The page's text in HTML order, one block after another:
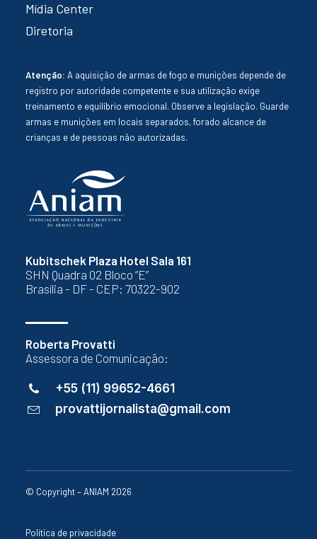
Kubitschek Plaza Hotel Sala 161
SHN Quadra 02 Bloco “E”
Brasília - DF - CEP: 70322-902
Roberta Provatti
Assessora de Comunicação:
+55 (11) 99652-4661
provattijornalista@gmail.com
Mídia Center
Diretoria
Atenção: A aquisição de armas de fogo e munições depende de
registro por autoridade competente e sua utilização exige
treinamento e equilíbrio emocional. Observe a legislação. Guarde
armas e munições em locais separados, forado alcance de
crianças e de pessoas não autorizadas.
© Copyright – ANIAM 2026
Política de privacidade